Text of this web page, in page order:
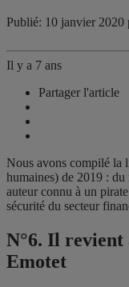
Publié: 10 janvier 2020
Il y a 7 ans
Partager l'article
Nous avons compilé la
humaines) de 2019 :
auteur connu à un
sécurité du secteur
N°6. Il revient
Emotet